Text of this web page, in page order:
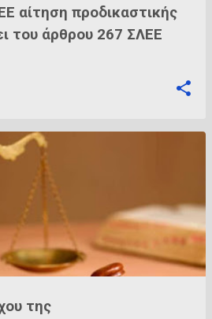
αίτηση προδικαστικής
του άρθρου 267 ΣΛΕΕ
της